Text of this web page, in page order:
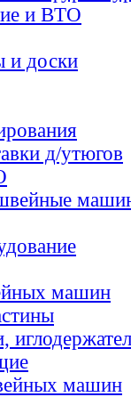
и ВТО
и доски
д/утюгов
машин
машин